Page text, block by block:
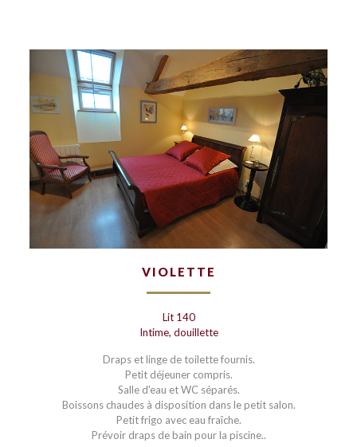
VIOLETTE
Lit 140
Intime, douillette
Draps et linge de toilette fournis.
Petit déjeuner compris.
Salle d'eau et WC séparés.
Boissons chaudes à disposition dans le petit salon.
Petit frigo avec eau fraîche.
Prévoir draps de bain pour la piscine..